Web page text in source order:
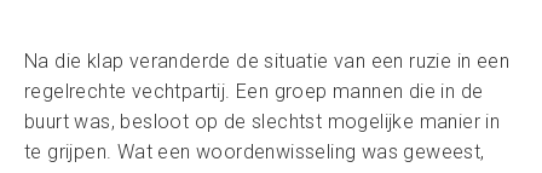
Na die klap veranderde de situatie van een ruzie in een
regelrechte vechtpartij. Een groep mannen die in de
buurt was, besloot op de slechtst mogelijke manier in
te grijpen. Wat een woordenwisseling was geweest,